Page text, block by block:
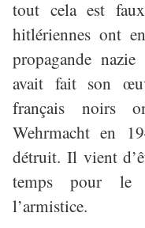
tout cela est
hitlériennes ont
propagande
avait fait son
français noirs
Wehrmacht en
détruit. Il vient
temps pour le
l’armistice.